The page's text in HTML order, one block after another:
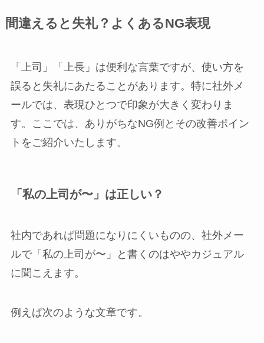
間違えると失礼？よくあるNG表現
「上司」「上長」は便利な言葉ですが、使い方を
誤ると失礼にあたることがあります。特に社外メ
ールでは、表現ひとつで印象が大きく変わりま
す。ここでは、ありがちなNG例とその改善ポイン
トをご紹介いたします。
「私の上司が〜」は正しい？
社内であれば問題になりにくいものの、社外メー
ルで「私の上司が〜」と書くのはややカジュアル
に聞こえます。
例えば次のような文章です。